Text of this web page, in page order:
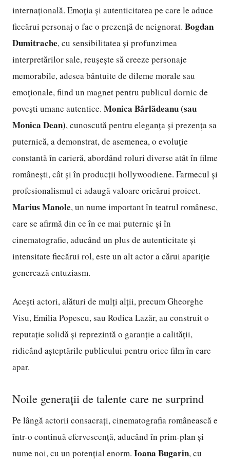
internațională. Emoția și autenticitatea pe care le aduce
fiecărui personaj o fac o prezență de neignorat. Bogdan
Dumitrache, cu sensibilitatea și profunzimea
interpretărilor sale, reușește să creeze personaje
memorabile, adesea bântuite de dileme morale sau
emoționale, fiind un magnet pentru publicul dornic de
povești umane autentice. Monica Bârlădeanu (sau
Monica Dean), cunoscută pentru eleganța și prezența sa
puternică, a demonstrat, de asemenea, o evoluție
constantă în carieră, abordând roluri diverse atât în filme
românești, cât și în producții hollywoodiene. Farmecul și
profesionalismul ei adaugă valoare oricărui proiect.
Marius Manole, un nume important în teatrul românesc,
care se afirmă din ce în ce mai puternic și în
cinematografie, aducând un plus de autenticitate și
intensitate fiecărui rol, este un alt actor a cărui apariție
generează entuziasm.
Acești actori, alături de mulți alții, precum Gheorghe
Visu, Emilia Popescu, sau Rodica Lazăr, au construit o
reputație solidă și reprezintă o garanție a calității,
ridicând așteptările publicului pentru orice film în care
apar.
Noile generații de talente care ne surprind
Pe lângă actorii consacrați, cinematografia românească e
într-o continuă efervescență, aducând în prim-plan și
nume noi, cu un potențial enorm. Ioana Bugarin, cu